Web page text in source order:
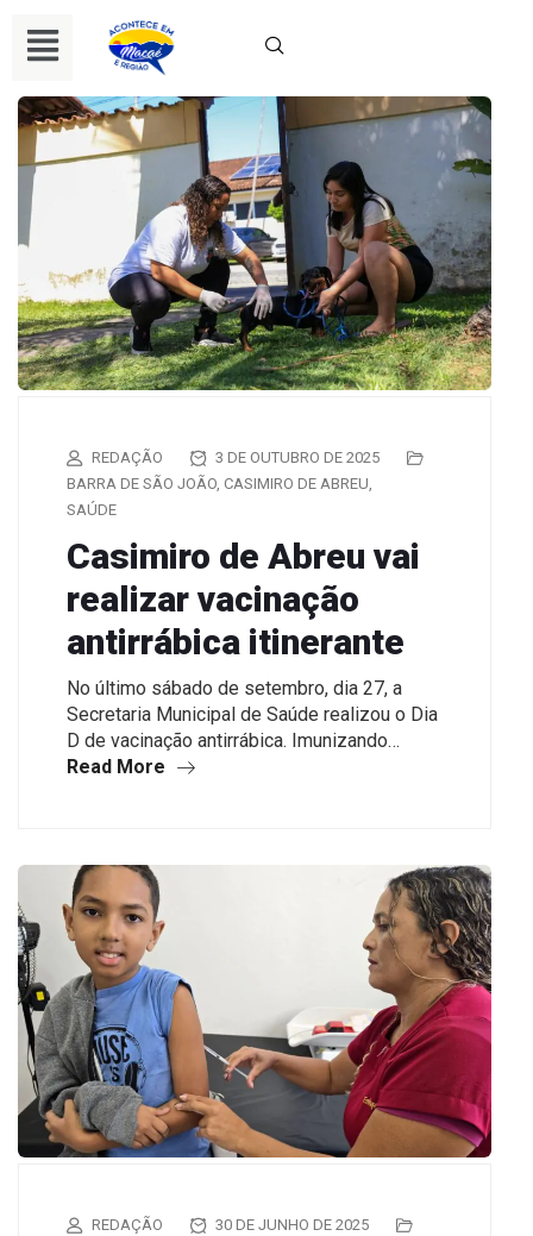
REDAÇÃO
3 DE OUTUBRO DE 2025
BARRA DE SÃO JOÃO CASIMIRO DE ABREU
SAÚDE
Casimiro de Abreu vai
realizar vacinação
antirrábica itinerante
No último sábado de setembro, dia 27, a
Secretaria Municipal de Saúde realizou o Dia
D de vacinação antirrábica. Imunizando…
Read More
REDAÇÃO
30 DE JUNHO DE 2025